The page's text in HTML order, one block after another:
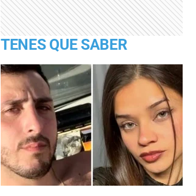
TENES QUE SABER